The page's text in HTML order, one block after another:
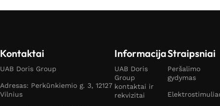
Kontaktai
UAB Doris Group
Adresas: Perkūnkiemio g. 3, 12127
Vilnius
Informacija
UAB Doris
Group
kontaktai ir
rekvizitai
Straipsniai
Peršalimo
gydymas